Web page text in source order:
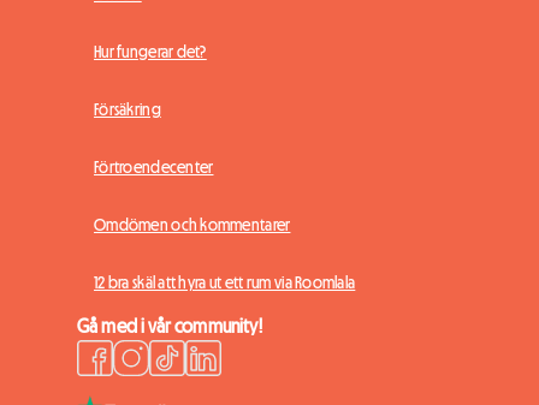
Hur fungerar det?
Försäkring
Förtroendecenter
Omdömen och kommentarer
12 bra skäl att hyra ut ett rum via Roomlala
Gå med i vår community!